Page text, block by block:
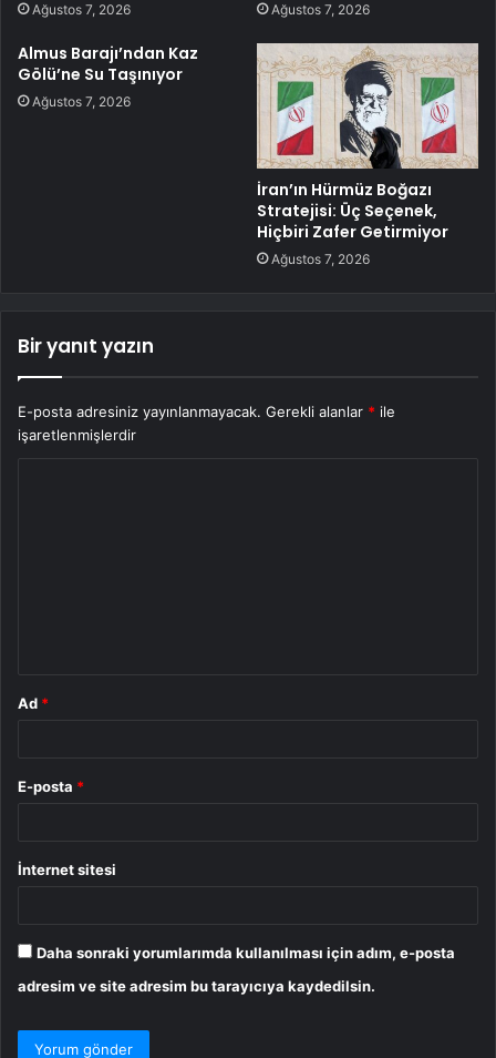
Ağustos 7, 2026 Ağustos 7, 2026
Almus Barajı’ndan Kaz
Gölü’ne Su Taşınıyor
Ağustos 7, 2026
İran’ın Hürmüz Boğazı
Stratejisi: Üç Seçenek,
Hiçbiri Zafer Getirmiyor
Ağustos 7, 2026
Bir yanıt yazın
E-posta adresiniz yayınlanmayacak. Gerekli alanlar * ile
işaretlenmişlerdir
Ad *
E-posta *
İnternet sitesi
Daha sonraki yorumlarımda kullanılması için adım, e-posta
adresim ve site adresim bu tarayıcıya kaydedilsin.